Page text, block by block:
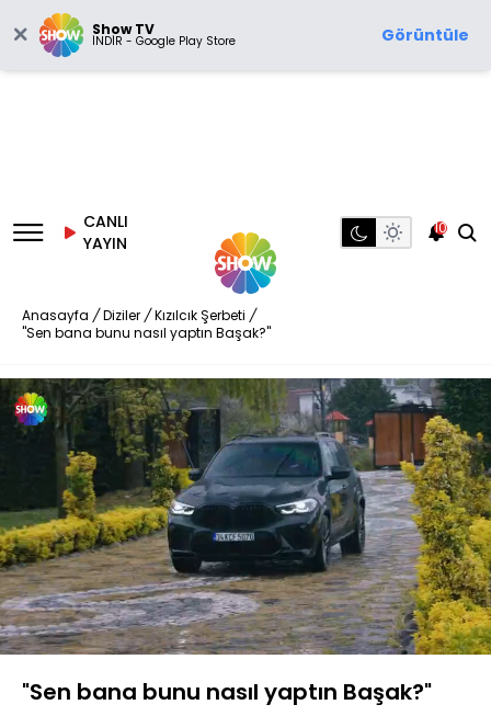
Show TV
İNDİR - Google Play Store Görüntüle
CANLI
YAYIN
10
Anasayfa / Diziler / Kızılcık Şerbeti /
"Sen bana bunu nasıl yaptın Başak?"
Sesi
Aç
480P
Yüklendi:
29.00%
Oynatma
Hızı
"Sen bana bunu nasıl yaptın Başak?"